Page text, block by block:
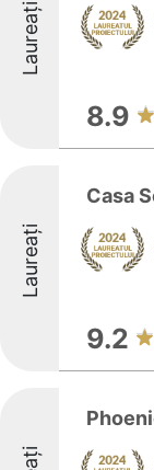
Laureați
8.9
Laureați
Casa
9.2